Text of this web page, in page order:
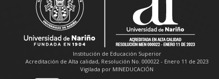
Institución de Educación Superior
Acreditación de Alta calidad, Resolución No. 000022 - Enero 11 de 2023
Vigilada por MINEDUCACIÓN